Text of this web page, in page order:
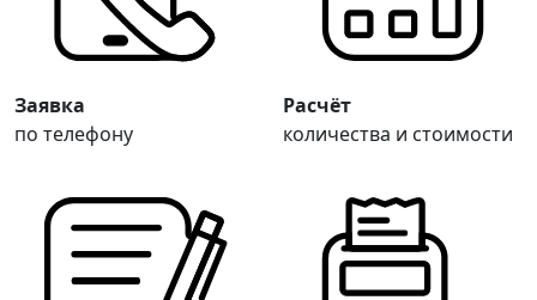
Заявка
по телефону
Расчёт
количества и стоимости